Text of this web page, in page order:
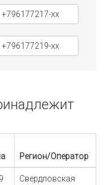
+796177217-xx
+796177219-xx
Регион/Оператор
Свердловская